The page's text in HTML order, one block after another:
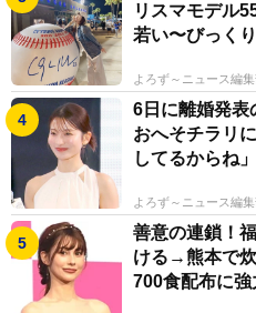
リスマモデル
若い〜びっくり
よろず～ニュース編
6日に離婚発
おへそチラリ
してるからね
よろず～ニュース編
善意の連鎖！
ける→熊本で
700食配布に強